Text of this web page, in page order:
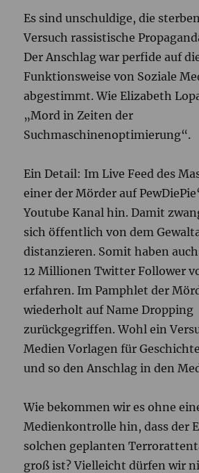
Es sind unschuldige, die
Versuch rassistische
Der Anschlag war perfide auf
Funktionsweise von Soziale
abgestimmt. Wie Elizabeth
„Mord in Zeiten der
Suchmaschinenoptimierung“.
Ein Detail: Im Live Feed des
einer der Mörder auf
Youtube Kanal hin. Damit
sich öffentlich von dem
distanzieren. Somit haben
12 Millionen Twitter Follower
erfahren. Im Pamphlet der
wiederholt auf Name Dropping
zurückgegriffen. Wohl ein
Medien Vorlagen für
und so den Anschlag in den
Wie bekommen wir es ohne
Medienkontrolle hin, dass der
solchen geplanten
groß ist? Vielleicht dürfen wir